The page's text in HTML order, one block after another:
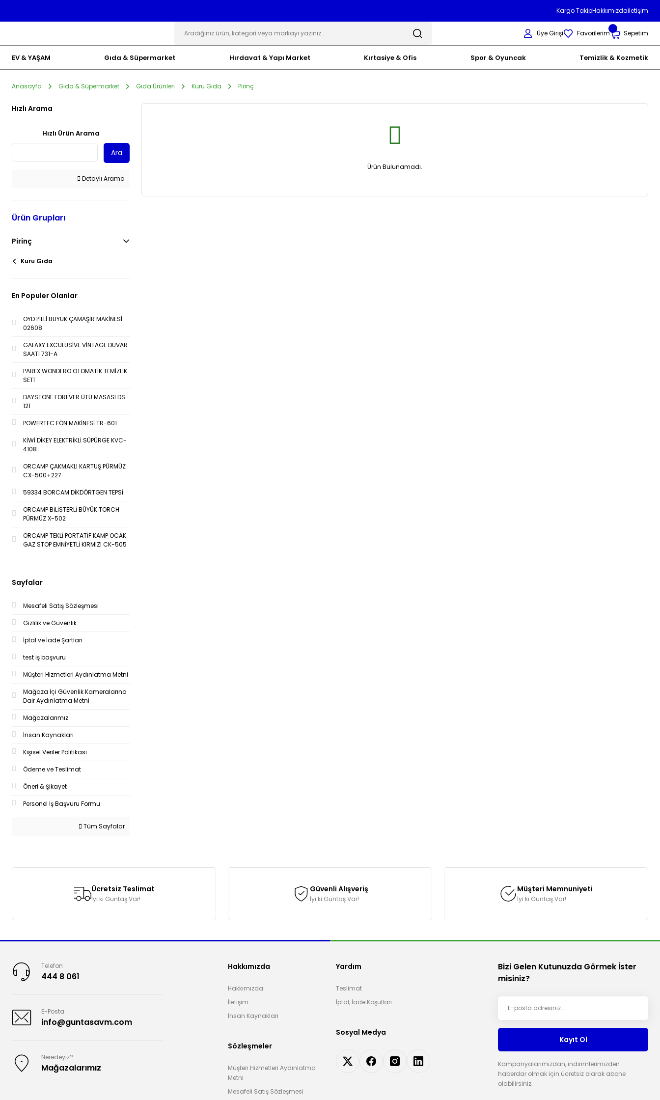
Kargo TakipHakkımızdaİletişim
Üye Girişi Favorilerim Sepetim
EV & YAŞAM Gıda & Süpermarket Hırdavat & Yapı Market Kırtasiye & Ofis Spor & Oyuncak Temizlik & Kozmetik
Anasayfa Gıda & Süpermarket Gıda Ürünleri Kuru Gıda Pirinç
Hızlı Arama
Hızlı Ürün Arama
Ara
Detaylı Arama
Ürün Grupları
Pirinç
Kuru Gıda
En Populer Olanlar
OYD PİLLİ BÜYÜK ÇAMAŞIR MAKİNESİ
02608
GALAXY EXCULUSİVE VİNTAGE DUVAR
SAATİ 731-A
PAREX WONDERO OTOMATİK TEMİZLİK
SETİ
DAYSTONE FOREVER ÜTÜ MASASI DS-
121
POWERTEC FÖN MAKİNESİ TR-601
KİWİ DİKEY ELEKTRİKLİ SÜPÜRGE KVC-
4108
ORCAMP ÇAKMAKLI KARTUŞ PÜRMÜZ
CX-500+227
59334 BORCAM DİKDÖRTGEN TEPSİ
ORCAMP BİLİSTERLİ BÜYÜK TORCH
PÜRMÜZ X-502
ORCAMP TEKLİ PORTATİF KAMP OCAK
GAZ STOP EMNİYETLİ KIRMIZI CK-505
Sayfalar
Mesafeli Satış Sözleşmesi
Gizlilik ve Güvenlik
İptal ve İade Şartları
test iş başvuru
Müşteri Hizmetleri Aydınlatma Metni
Mağaza İçi Güvenlik Kameralarına
Dair Aydınlatma Metni
Mağazalarımız
İnsan Kaynakları
Kişisel Veriler Politikası
Ödeme ve Teslimat
Öneri & Şikayet
Personel İş Başvuru Formu
Tüm Sayfalar
Ürün Bulunamadı.
Ücretsiz Teslimat
İyi ki Güntaş Var!
Güvenli Alışveriş
İyi ki Güntaş Var!
Müşteri Memnuniyeti
İyi ki Güntaş Var!
Telefon
444 8 061
E-Posta
info@guntasavm.com
Neredeyiz?
Mağazalarımız
Hakkımızda
Hakkımızda
İletişim
İnsan Kaynakları
Sözleşmeler
Müşteri Hizmetleri Aydınlatma
Metni
Mesafeli Satış Sözleşmesi
Yardım
Teslimat
İptal, İade Koşulları
Sosyal Medya
Bizi Gelen Kutunuzda Görmek İster
misiniz?
Kayıt Ol
Kampanyalarımızdan, indirimlerimizden
haberdar olmak için ücretsiz olarak abone
olabilirsiniz.